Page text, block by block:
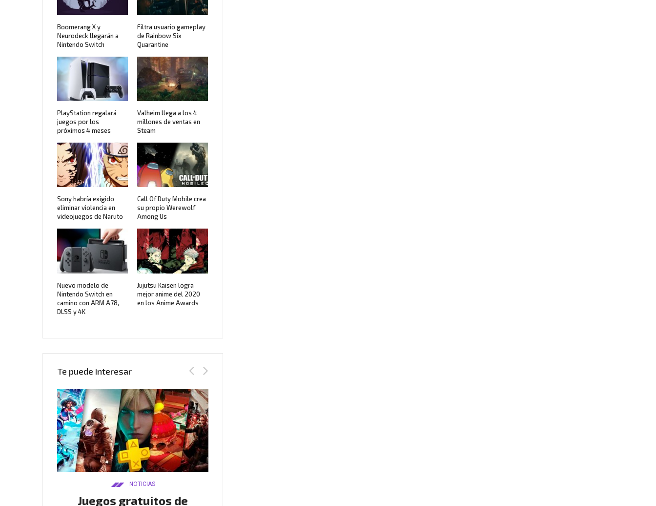
Boomerang X y
Neurodeck llegarán a
Nintendo Switch
Filtra usuario gameplay
de Rainbow Six
Quarantine
PlayStation regalará
juegos por los
próximos 4 meses
Valheim llega a los 4
millones de ventas en
Steam
Sony habría exigido
eliminar violencia en
videojuegos de Naruto
Call Of Duty Mobile crea
su propio Werewolf
Among Us
Nuevo modelo de
Nintendo Switch en
camino con ARM A78,
DLSS y 4K
Jujutsu Kaisen logra
mejor anime del 2020
en los Anime Awards
Te puede interesar
NOTICIAS
Juegos gratuitos de